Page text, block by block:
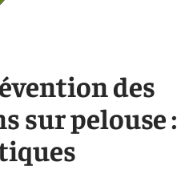
des
sur pelouse :